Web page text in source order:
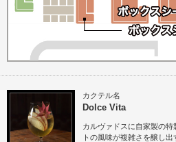
カクテル名
Dolce Vita
カルヴァドスに自家製の
トの風味が複雑さを醸し